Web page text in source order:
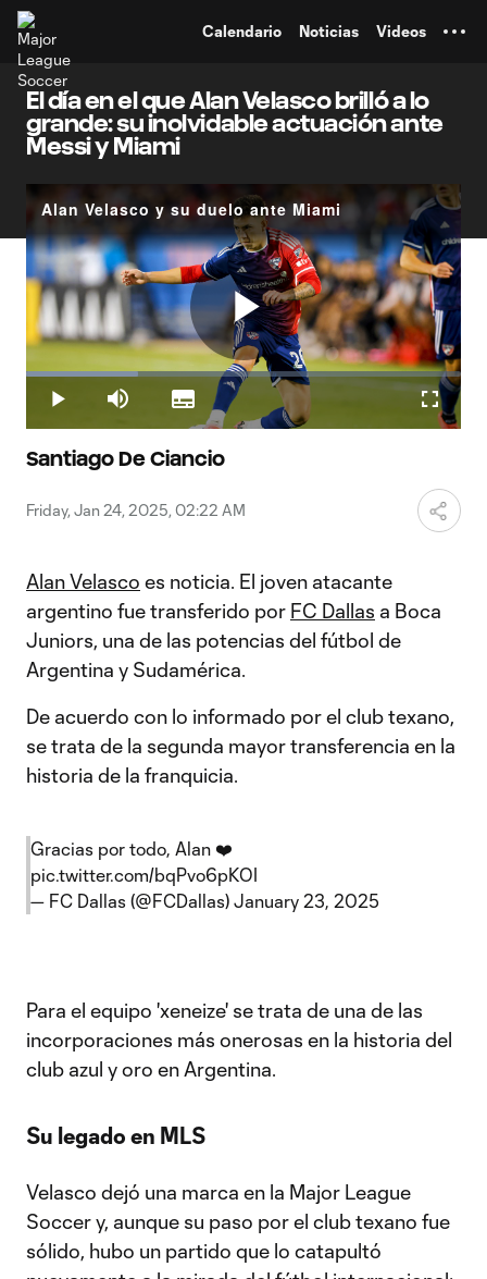
Calendario Noticias Videos
El día en el que Alan Velasco brilló a lo
grande: su inolvidable actuación ante
Messi y Miami
Alan Velasco y su duelo ante Miami
Play
Play Mute
Loaded:
25.86%
Subtitles
Santiago De Ciancio
Friday, Jan 24, 2025, 02:22 AM
Alan Velasco es noticia. El joven atacante
argentino fue transferido por FC Dallas a Boca
Juniors, una de las potencias del fútbol de
Argentina y Sudamérica.
De acuerdo con lo informado por el club texano,
se trata de la segunda mayor transferencia en la
historia de la franquicia.
Gracias por todo, Alan ❤️
pic.twitter.com/bqPvo6pKOI
— FC Dallas (@FCDallas) January 23, 2025
Para el equipo 'xeneize' se trata de una de las
incorporaciones más onerosas en la historia del
club azul y oro en Argentina.
Su legado en MLS
Velasco dejó una marca en la Major League
Soccer y, aunque su paso por el club texano fue
sólido, hubo un partido que lo catapultó